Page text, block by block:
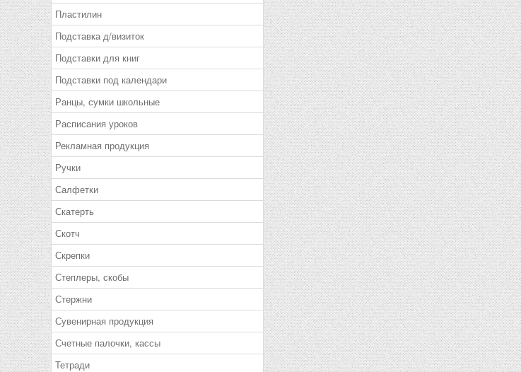
Пластилин
Подставка д/визиток
Подставки для книг
Подставки под календари
Ранцы, сумки школьные
Расписания уроков
Рекламная продукция
Ручки
Салфетки
Скатерть
Скотч
Скрепки
Степлеры, скобы
Стержни
Сувенирная продукция
Счетные палочки, кассы
Тетради